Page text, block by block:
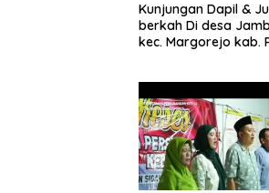
Kunjungan Dapil &
berkah Di desa
kec. Margorejo kab.